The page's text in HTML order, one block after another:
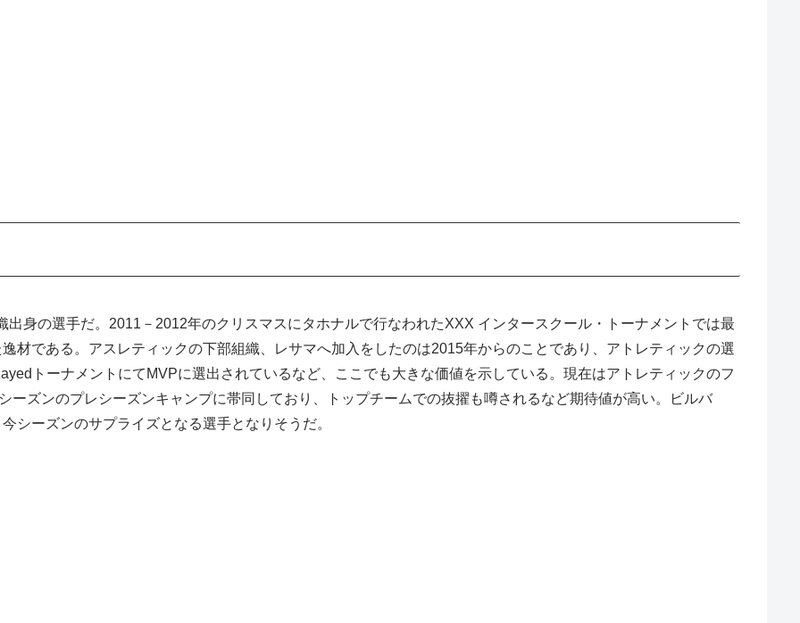
身の選手だ。2011－2012年のクリスマスにタホナルで行なわれたXXX インタースクール・トーナメントでは最
材である。アスレティックの下部組織、レサマへ加入をしたのは2015年からのことであり、アトレティックの選
トーナメントにてMVPに選出されているなど、ここでも大きな価値を示している。現在はアトレティックのフ
ーズンのプレシーズンキャンプに帯同しており、トップチームでの抜擢も噂されるなど期待値が高い。ビルバ
シーズンのサプライズとなる選手となりそうだ。